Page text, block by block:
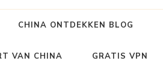
CHINA ONTDEKKEN BLOG
VAN CHINA GRATIS VPN